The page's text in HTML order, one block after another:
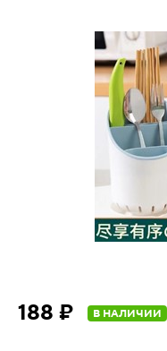
188 ₽ В НАЛИЧИИ